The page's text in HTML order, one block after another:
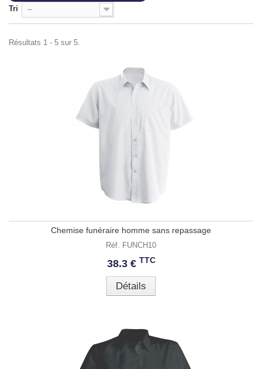
Tri
--
Résultats 1 - 5 sur 5.
Chemise funéraire homme sans repassage
Réf. FUNCH10
38.3 € TTC
Détails